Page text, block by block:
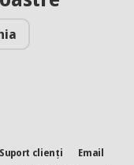
Suport clienți Email